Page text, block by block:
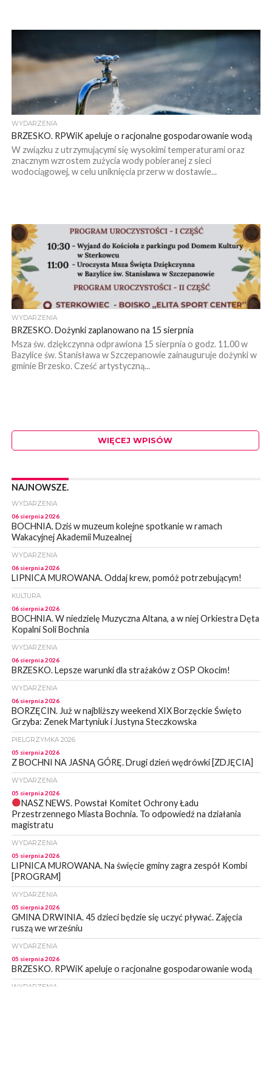
WYDARZENIA
BRZESKO. RPWiK apeluje o racjonalne gospodarowanie wodą
W związku z utrzymującymi się wysokimi temperaturami oraz
znacznym wzrostem zużycia wody pobieranej z sieci
wodociągowej, w celu uniknięcia przerw w dostawie...
WYDARZENIA
BRZESKO. Dożynki zaplanowano na 15 sierpnia
Msza św. dziękczynna odprawiona 15 sierpnia o godz. 11.00 w
Bazylice św. Stanisława w Szczepanowie zainauguruje dożynki w
gminie Brzesko. Cześć artystyczną...
WIĘCEJ WPISÓW
NAJNOWSZE.
WYDARZENIA
06 sierpnia 2026
BOCHNIA. Dziś w muzeum kolejne spotkanie w ramach
Wakacyjnej Akademii Muzealnej
WYDARZENIA
06 sierpnia 2026
LIPNICA MUROWANA. Oddaj krew, pomóż potrzebującym!
KULTURA
06 sierpnia 2026
BOCHNIA. W niedzielę Muzyczna Altana, a w niej Orkiestra Dęta
Kopalni Soli Bochnia
WYDARZENIA
06 sierpnia 2026
BRZESKO. Lepsze warunki dla strażaków z OSP Okocim!
WYDARZENIA
06 sierpnia 2026
BORZĘCIN. Już w najbliższy weekend XIX Borzęckie Święto
Grzyba: Zenek Martyniuk i Justyna Steczkowska
PIELGRZYMKA 2026
05 sierpnia 2026
Z BOCHNI NA JASNĄ GÓRĘ. Drugi dzień wędrówki [ZDJĘCIA]
WYDARZENIA
05 sierpnia 2026
NASZ NEWS. Powstał Komitet Ochrony Ładu
Przestrzennego Miasta Bochnia. To odpowiedź na działania
magistratu
WYDARZENIA
05 sierpnia 2026
LIPNICA MUROWANA. Na święcie gminy zagra zespół Kombi
[PROGRAM]
WYDARZENIA
05 sierpnia 2026
GMINA DRWINIA. 45 dzieci będzie się uczyć pływać. Zajęcia
ruszą we wrześniu
WYDARZENIA
05 sierpnia 2026
BRZESKO. RPWiK apeluje o racjonalne gospodarowanie wodą
WYDARZENIA